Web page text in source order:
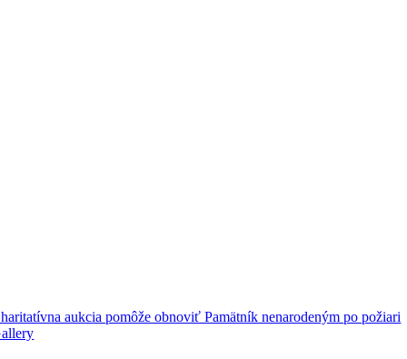
aukcia pomôže obnoviť Pamätník nenarodeným po požiari